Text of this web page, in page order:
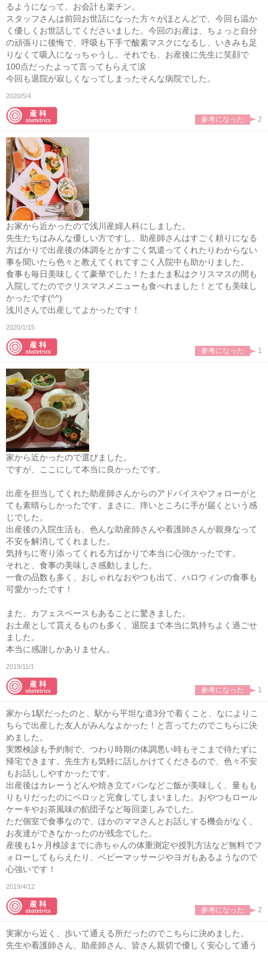
るようになって、お会計も楽チン。
スタッフさんは前回お世話になった方々がほとんどで、今回も温か
く優しくお世話してくださいました。今回のお産は、ちょっと自分
の頑張りに後悔で、呼吸も下手で酸素マスクになるし、いきみも足
りなくて吸入になっちゃうし。それでも、お産後に先生に笑顔で
100点だったよって言ってもらえて涙
今回も退院が寂しくなってしまったそんな病院でした。
2020/5/4
参考になった 2
お家から近かったので浅川産婦人科にしました。
先生たちはみんな優しい方ですし、助産師さんはすごく頼りになる
方ばかりで出産後の体調をとかすごく気遣ってくれたりわからない
事を聞いたら色々と教えてくれてすごく入院中も助かりました。
食事も毎日美味しくて豪華でした！たまたま私はクリスマスの間も
入院してたのでクリスマスメニューも食べれました！とても美味し
かったです(^^)
浅川さんで出産してよかったです！
2020/1/15
参考になった 1
家から近かったので選びました。
ですが、ここにして本当に良かったです。
出産を担当してくれた助産師さんからのアドバイスやフォローがと
ても素晴らしかったです。まさに、痒いところに手が届くという感
じでした。
出産後の入院生活も、色んな助産師さんや看護師さんが親身なって
不安を解消してくれました。
気持ちに寄り添ってくれる方ばかりで本当に心強かったです。
それと、食事の美味しさ感動しました。
一食の品数も多く、おしゃれなおやつも出て、ハロウィンの食事も
可愛かったです！
また、カフェスペースもあることに驚きました。
お土産として貰えるものも多く、退院まで本当に気持ちよく過ごせ
ました。
本当に感謝しかありません。
2019/11/1
参考になった 1
家から1駅だったのと、駅から平坦な道3分で着くこと、なによりこ
ちらで出産した友人がみんなよかった！と言ってたのでこちらに決
めました。
実際検診も予約制で、つわり時期の体調悪い時もそこまで待たずに
帰宅できます。先生方も気軽に話しかけてくださるので、色々不安
もお話ししやすかったです。
出産後はカレーうどんや焼き立てパンなどご飯が美味しく、量もも
りもりだったのにペロッと完食してしまいました。おやつもロール
ケーキやお茶風味の餡団子など毎回楽しみでした。
ただ個室で食事なので、ほかのママさんとお話しする機会がなく、
お友達ができなかったのが残念でした。
産後も1ヶ月検診までに赤ちゃんの体重測定や授乳方法など無料でフ
ォローしてもらえたり、ベビーマッサージやヨガもあるようなので
心強いです！
2019/4/12
参考になった 2
実家から近く、歩いて通える所だったのでこちらに決めました。
先生や看護師さん、助産師さん、皆さん親切で優しく安心して通う